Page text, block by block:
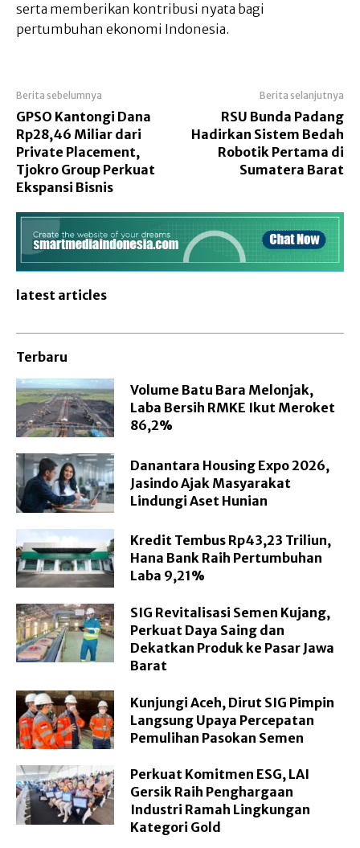
serta memberikan kontribusi nyata bagi
pertumbuhan ekonomi Indonesia.
Berita sebelumnya
GPSO Kantongi Dana
Rp28,46 Miliar dari
Private Placement,
Tjokro Group Perkuat
Ekspansi Bisnis
Berita selanjutnya
RSU Bunda Padang
Hadirkan Sistem Bedah
Robotik Pertama di
Sumatera Barat
latest articles
Terbaru
Volume Batu Bara Melonjak,
Laba Bersih RMKE Ikut Meroket
86,2%
Danantara Housing Expo 2026,
Jasindo Ajak Masyarakat
Lindungi Aset Hunian
Kredit Tembus Rp43,23 Triliun,
Hana Bank Raih Pertumbuhan
Laba 9,21%
SIG Revitalisasi Semen Kujang,
Perkuat Daya Saing dan
Dekatkan Produk ke Pasar Jawa
Barat
Kunjungi Aceh, Dirut SIG Pimpin
Langsung Upaya Percepatan
Pemulihan Pasokan Semen
Perkuat Komitmen ESG, LAI
Gersik Raih Penghargaan
Industri Ramah Lingkungan
Kategori Gold